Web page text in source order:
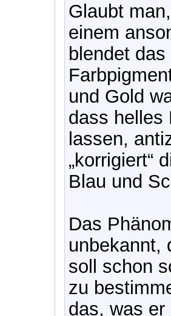
Glaubt
einem
blendet
und Gold
dass helles
lassen,
„korrigiert“
Blau und
Das
unbekannt,
soll schon
zu
das, was